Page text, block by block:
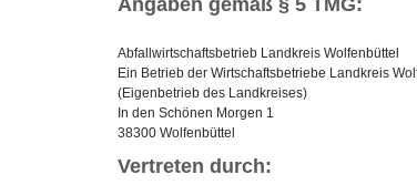
Angaben gemäß § 5 TMG:
Abfallwirtschaftsbetrieb Landkreis Wolfenbüttel
Ein Betrieb der Wirtschaftsbetriebe Landkreis
(Eigenbetrieb des Landkreises)
In den Schönen Morgen 1
38300 Wolfenbüttel
Vertreten durch: